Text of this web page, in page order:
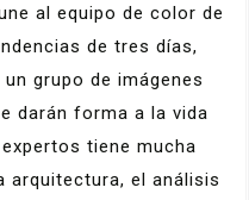
al equipo de color de
de tres días,
grupo de imágenes
darán forma a la vida
tiene mucha
arquitectura, el análisis